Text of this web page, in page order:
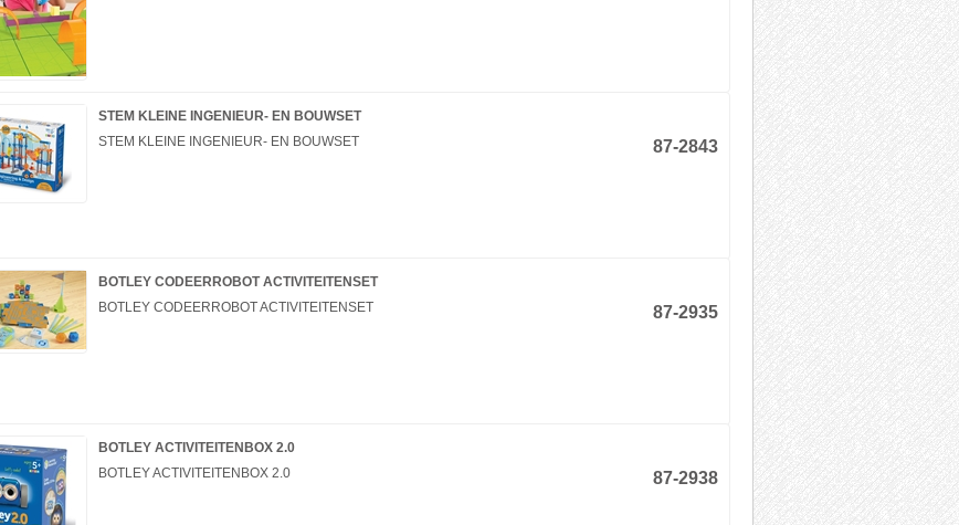
STEM KLEINE INGENIEUR- EN BOUWSET
STEM KLEINE INGENIEUR- EN BOUWSET
87-2843
BOTLEY CODEERROBOT ACTIVITEITENSET
BOTLEY CODEERROBOT ACTIVITEITENSET
87-2935
BOTLEY ACTIVITEITENBOX 2.0
BOTLEY ACTIVITEITENBOX 2.0
87-2938